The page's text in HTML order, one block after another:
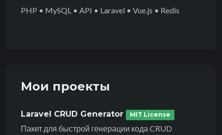
PHP • MySQL • API • Laravel • Vue.js • Redis
Мои проекты
Laravel CRUD Generator MIT License
Пакет для быстрой генерации кода CRUD